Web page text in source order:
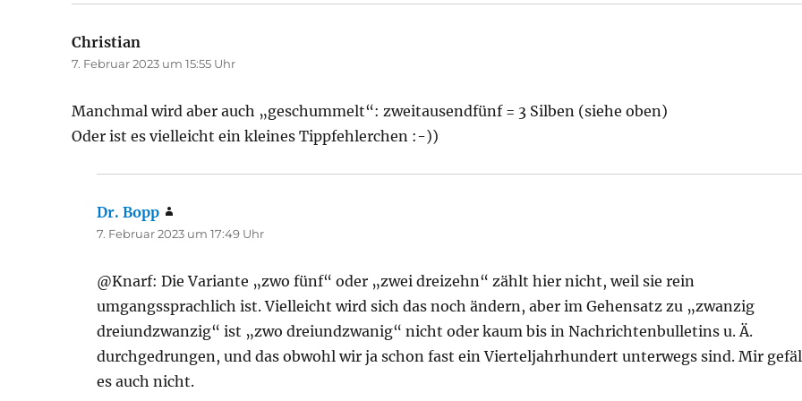
Christian
7. Februar 2023 um 15:55 Uhr
Manchmal wird aber auch „geschummelt“: zweitausendfünf = 3 Silben (siehe oben)
Oder ist es vielleicht ein kleines Tippfehlerchen :-))
Dr. Bopp
7. Februar 2023 um 17:49 Uhr
@Knarf: Die Variante „zwo fünf“ oder „zwei dreizehn“ zählt hier nicht, weil sie rein
umgangssprachlich ist. Vielleicht wird sich das noch ändern, aber im Gehensatz zu „zwanzig
dreiundzwanzig“ ist „zwo dreiundzwanig“ nicht oder kaum bis in Nachrichtenbulletins u. Ä.
durchgedrungen, und das obwohl wir ja schon fast ein Vierteljahrhundert unterwegs sind. Mir
es auch nicht.